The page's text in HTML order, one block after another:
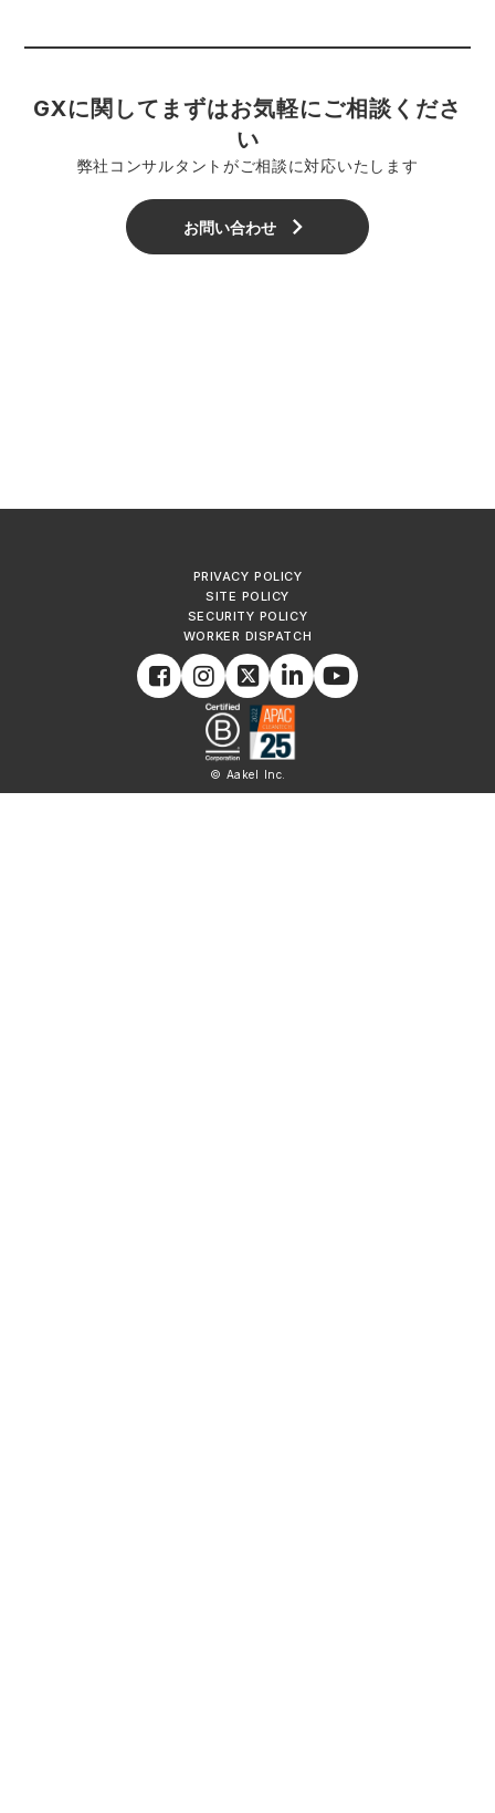
GXに関してまずはお気軽にご相談くださ
い
弊社コンサルタントがご相談に対応いたします
お問い合わせ keyboard_arrow_right
PRIVACY POLICY
SITE POLICY
SECURITY POLICY
WORKER DISPATCH
© Aakel Inc.